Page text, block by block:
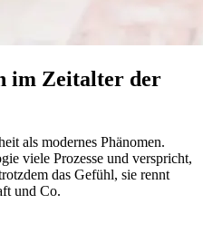
im Zeitalter der
als modernes Phänomen.
viele Prozesse und verspricht,
das Gefühl, sie rennt
und Co.